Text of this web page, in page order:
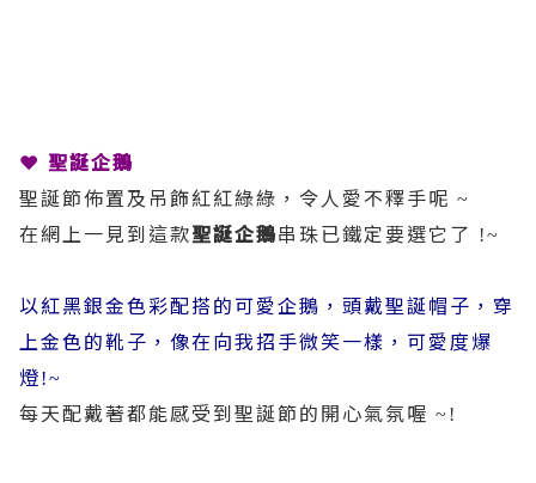
❤ 聖誕企鵝
聖誕節佈置及吊飾紅紅綠綠，令人愛不釋手呢 ~
在網上一見到這款聖誕企鵝串珠已鐵定要選它了 !~
以紅黑銀金色彩配搭的可愛企鵝，頭戴聖誕帽子，穿
上金色的靴子，像在向我招手微笑一樣，可愛度爆
燈!~
每天配戴著都能感受到聖誕節的開心氣氛喔 ~!